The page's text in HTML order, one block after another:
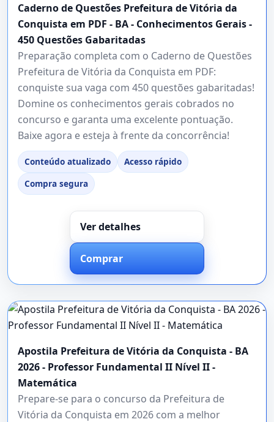
Caderno de Questões Prefeitura de Vitória da
Conquista em PDF - BA - Conhecimentos Gerais -
450 Questões Gabaritadas
Preparação completa com o Caderno de Questões
Prefeitura de Vitória da Conquista em PDF:
conquiste sua vaga com 450 questões gabaritadas!
Domine os conhecimentos gerais cobrados no
concurso e garanta uma excelente pontuação.
Baixe agora e esteja à frente da concorrência!
Conteúdo atualizado
Acesso rápido
Compra segura
Ver detalhes
Comprar
Apostila Prefeitura de Vitória da Conquista - BA
2026 - Professor Fundamental II Nível II -
Matemática
Prepare-se para o concurso da Prefeitura de
Vitória da Conquista em 2026 com a melhor